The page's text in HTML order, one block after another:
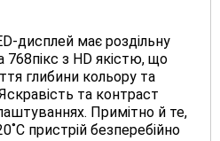
дисплей має роздільну
768пікс з HD якістю, що
глибини кольору та
та контраст
Примітно й те,
пристрій безперебійно